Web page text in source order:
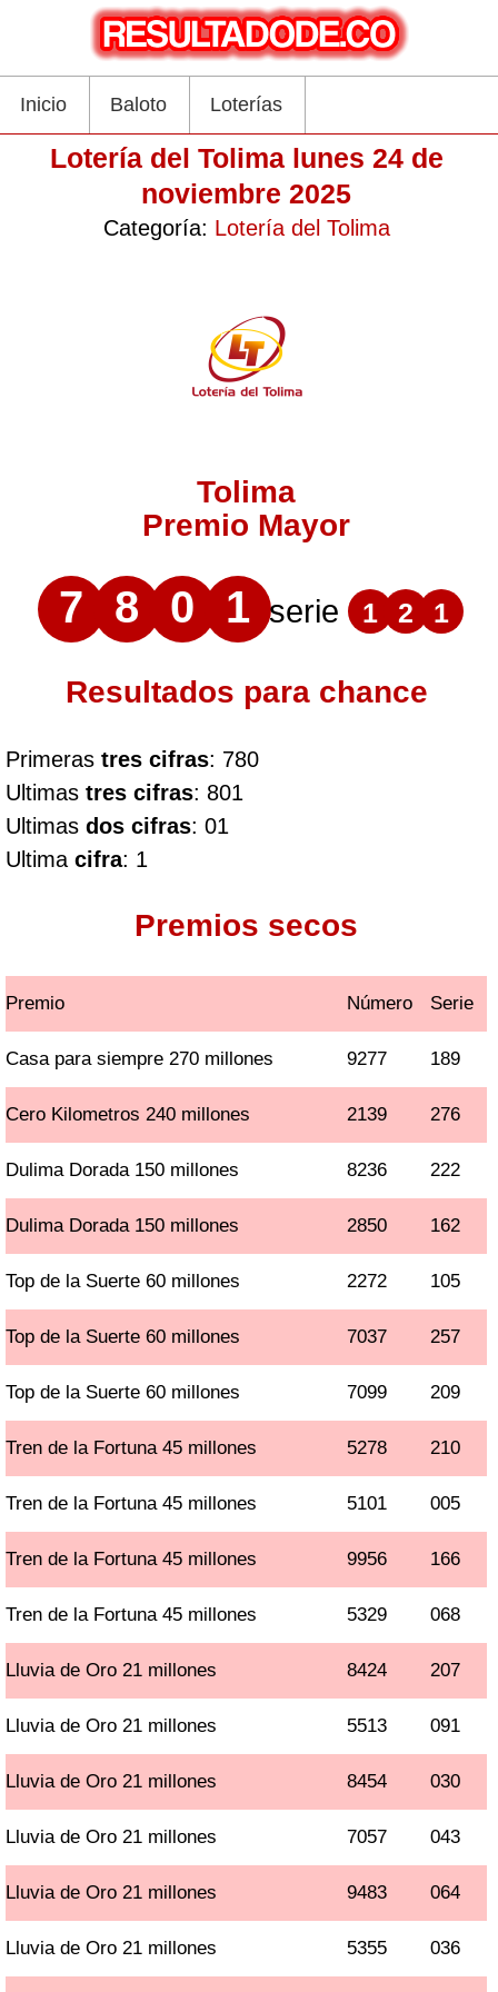
Inicio Baloto Loterías
Lotería del Tolima lunes 24 de
noviembre 2025
Categoría: Lotería del Tolima
Tolima
Premio Mayor
7 8 0 1 serie 1 2 1
Resultados para chance
Primeras tres cifras: 780
Ultimas tres cifras: 801
Ultimas dos cifras: 01
Ultima cifra: 1
Premios secos
Premio Número Serie
Casa para siempre 270 millones 9277 189
Cero Kilometros 240 millones 2139 276
Dulima Dorada 150 millones 8236 222
Dulima Dorada 150 millones 2850 162
Top de la Suerte 60 millones 2272 105
Top de la Suerte 60 millones 7037 257
Top de la Suerte 60 millones 7099 209
Tren de la Fortuna 45 millones 5278 210
Tren de la Fortuna 45 millones 5101 005
Tren de la Fortuna 45 millones 9956 166
Tren de la Fortuna 45 millones 5329 068
Lluvia de Oro 21 millones 8424 207
Lluvia de Oro 21 millones 5513 091
Lluvia de Oro 21 millones 8454 030
Lluvia de Oro 21 millones 7057 043
Lluvia de Oro 21 millones 9483 064
Lluvia de Oro 21 millones 5355 036